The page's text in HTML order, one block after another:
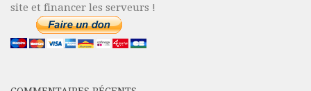
site et financer les serveurs !